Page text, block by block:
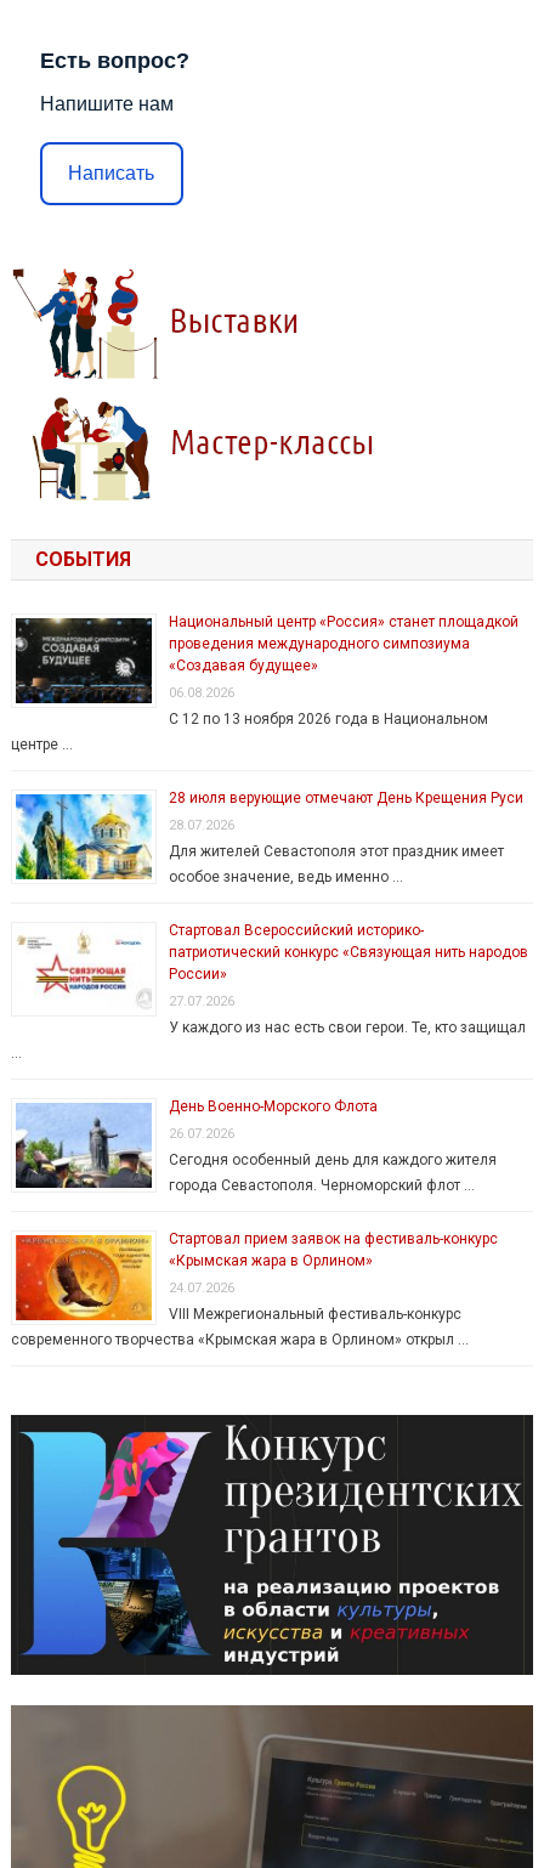
Есть вопрос?
Напишите нам
Написать
СОБЫТИЯ
Национальный центр «Россия» станет площадкой
проведения международного симпозиума
«Создавая будущее»
06.08.2026
С 12 по 13 ноября 2026 года в Национальном
центре …
28 июля верующие отмечают День Крещения Руси
28.07.2026
Для жителей Севастополя этот праздник имеет
особое значение, ведь именно …
Стартовал Всероссийский историко-
патриотический конкурс «Связующая нить народов
России»
27.07.2026
У каждого из нас есть свои герои. Те, кто защищал
День Военно-Морского Флота
26.07.2026
Сегодня особенный день для каждого жителя
города Севастополя. Черноморский флот …
Стартовал прием заявок на фестиваль-конкурс
«Крымская жара в Орлином»
24.07.2026
VIII Межрегиональный фестиваль-конкурс
современного творчества «Крымская жара в Орлином» открыл …